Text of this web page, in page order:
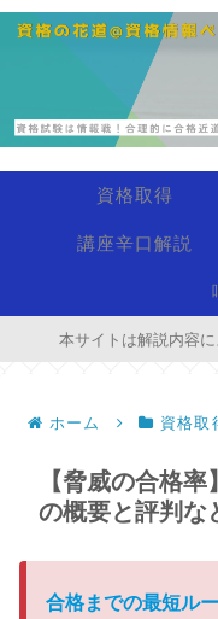
資格取得
講座辛口解説
本サイトは解説内容
ホーム 資格取
【脅威の合格
の概要と評判な
合格までの最短ル